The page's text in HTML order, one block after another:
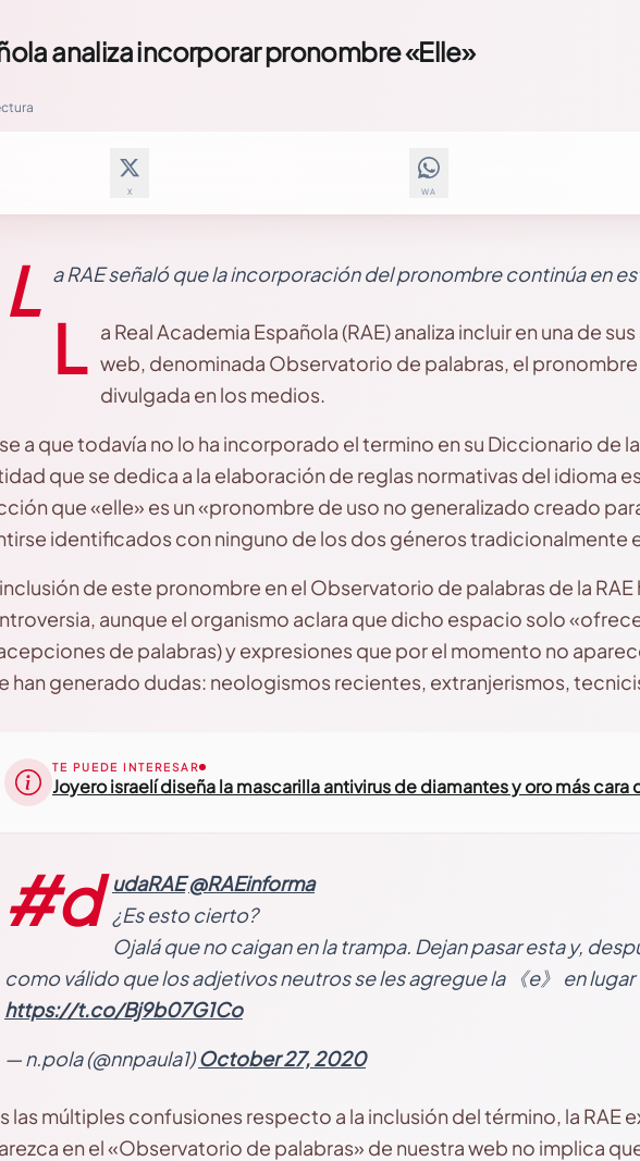
analiza incorporar pronombre «Elle»
X WA
L a RAE señaló que la incorporación del pronombre continúa en
L a Real Academia Española (RAE) analiza incluir en una de
web, denominada Observatorio de palabras, el
divulgada en los medios.
a que todavía no lo ha incorporado el termino en su Diccionario de
que se dedica a la elaboración de reglas normativas del idioma
que «elle» es un «pronombre de uso no generalizado creado
identificados con ninguno de los dos géneros tradicionalmente
de este pronombre en el Observatorio de palabras de la
aunque el organismo aclara que dicho espacio solo
de palabras) y expresiones que por el momento no
han generado dudas: neologismos recientes, extranjerismos,
TE PUEDE INTERESAR
Joyero israelí diseña la mascarilla antivirus de diamantes y oro más cara
#d udaRAE@RAEinforma
¿Es esto cierto?
Ojalá que no caigan en la trampa. Dejan pasar esta y,
como válido que los adjetivos neutros se les agregue la 《e》 en lugar
https://t.co/Bj9b07G1Co
— n.pola (@nnpaula1)October 27, 2020
las múltiples confusiones respecto a la inclusión del término, la RAE
en el «Observatorio de palabras» de nuestra web no implica